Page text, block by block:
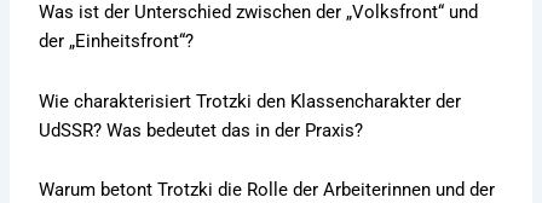
Was ist der Unterschied zwischen der „Volksfront“ und
der „Einheitsfront“?
Wie charakterisiert Trotzki den Klassencharakter der
UdSSR? Was bedeutet das in der Praxis?
Warum betont Trotzki die Rolle der Arbeiterinnen und der